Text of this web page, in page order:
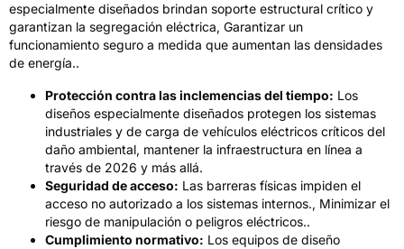
especialmente diseñados brindan soporte estructural crítico y
garantizan la segregación eléctrica, Garantizar un
funcionamiento seguro a medida que aumentan las densidades
de energía..
Protección contra las inclemencias del tiempo: Los
diseños especialmente diseñados protegen los sistemas
industriales y de carga de vehículos eléctricos críticos del
daño ambiental, mantener la infraestructura en línea a
través de 2026 y más allá.
Seguridad de acceso: Las barreras físicas impiden el
acceso no autorizado a los sistemas internos., Minimizar el
riesgo de manipulación o peligros eléctricos..
Cumplimiento normativo: Los equipos de diseño